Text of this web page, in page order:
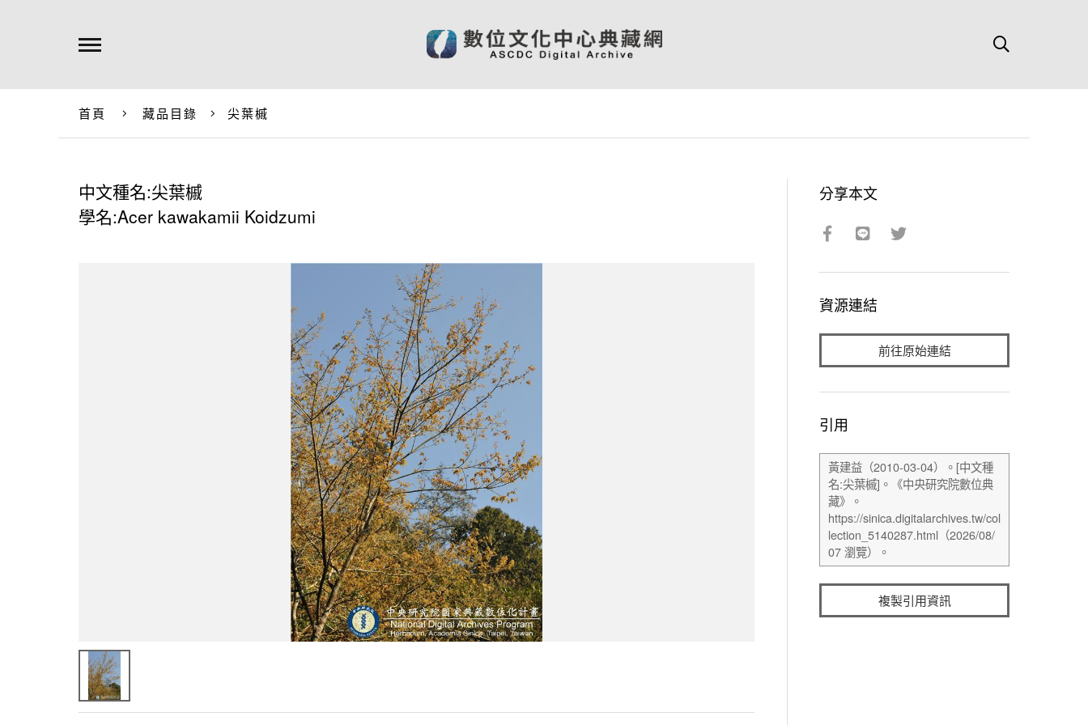
首頁 藏品目錄 尖葉槭
中文種名:尖葉槭
學名:Acer kawakamii Koidzumi
分享本文
資源連結
前往原始連結
引用
複製引用資訊